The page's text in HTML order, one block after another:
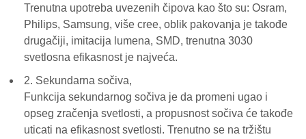
Trenutna upotreba uvezenih čipova kao što su: Osram,
Philips, Samsung, više cree, oblik pakovanja je takođe
drugačiji, imitacija lumena, SMD, trenutna 3030
svetlosna efikasnost je najveća.
2. Sekundarna sočiva,
Funkcija sekundarnog sočiva je da promeni ugao i
opseg zračenja svetlosti, a propusnost sočiva će takođe
uticati na efikasnost svetlosti. Trenutno se na tržištu